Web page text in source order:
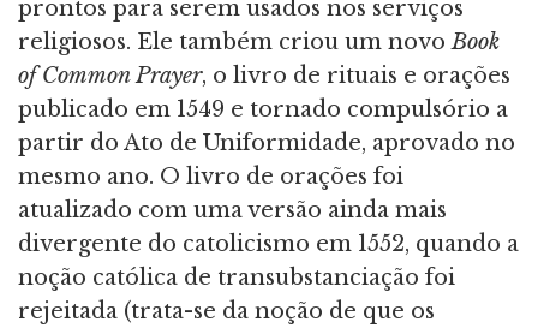
prontos para serem usados nos serviços
religiosos. Ele também criou um novoBook
of Common Prayer, o livro de rituais e orações
publicado em 1549 e tornado compulsório a
partir do Ato de Uniformidade, aprovado no
mesmo ano. O livro de orações foi
atualizado com uma versão ainda mais
divergente do catolicismo em 1552, quando a
noção católica de transubstanciação foi
rejeitada (trata-se da noção de que os